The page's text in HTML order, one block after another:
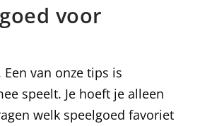
voor
van onze tips is
speelt. Je hoeft je alleen
welk speelgoed favoriet